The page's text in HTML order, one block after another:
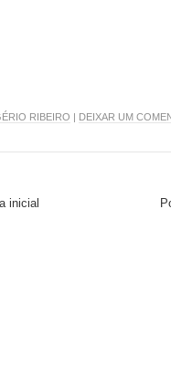
RIBEIRO | DEIXAR UM
inicial